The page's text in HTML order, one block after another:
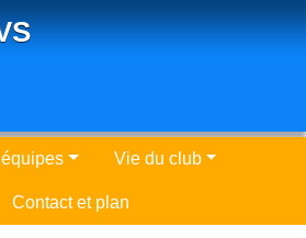
équipes Vie du club
Contact et plan
cookies